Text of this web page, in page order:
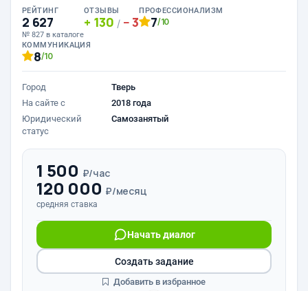
РЕЙТИНГ
2 627
№ 827 в каталоге
ОТЗЫВЫ
130 / 3
ПРОФЕССИОНАЛИЗМ
7/10
КОММУНИКАЦИЯ
8/10
Город
Тверь
На сайте с
2018 года
Юридический
статус
Самозанятый
1 500 ₽/час
120 000 ₽/месяц
средняя ставка
Начать диалог
Создать задание
Добавить в избранное